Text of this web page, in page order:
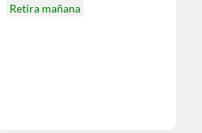
Retira mañana